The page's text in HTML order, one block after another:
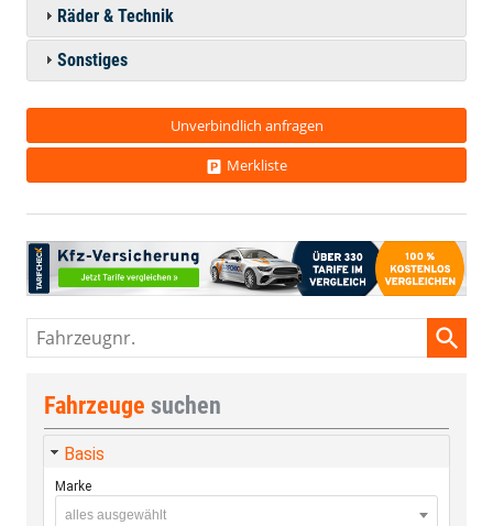
Räder & Technik
Sonstiges
Unverbindlich anfragen
Merkliste
Fahrzeugnr.
Fahrzeuge suchen
Basis
Marke
alles ausgewählt